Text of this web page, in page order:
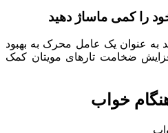
را کمی ماساژ دهید
به عنوان یک عامل محرک به بهبود
ضخامت تارهای مویتان کمک
خواب